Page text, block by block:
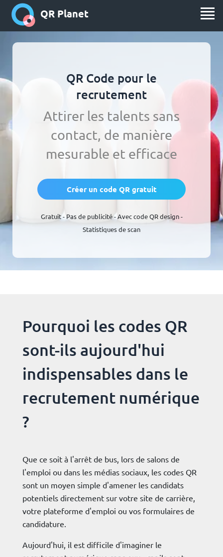
QR Planet
QR Code pour le
recrutement
Attirer les talents sans
contact, de manière
mesurable et efficace
Créer un code QR gratuit
Gratuit - Pas de publicité - Avec code QR design -
Statistiques de scan
Pourquoi les codes QR
sont-ils aujourd'hui
indispensables dans le
recrutement numérique
?
Que ce soit à l'arrêt de bus, lors de salons de
l'emploi ou dans les médias sociaux, les codes QR
sont un moyen simple d'amener les candidats
potentiels directement sur votre site de carrière,
votre plateforme d'emploi ou vos formulaires de
candidature.
Aujourd'hui, il est difficile d'imaginer le